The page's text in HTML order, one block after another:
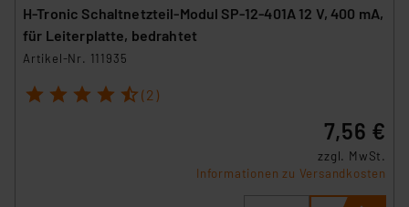
H-Tronic Schaltnetzteil-Modul SP-12-401A 12 V, 400 mA,
für Leiterplatte, bedrahtet
Artikel-Nr. 111935
1 2 3 4 5 (2)
7,56 €
zzgl. MwSt.
Informationen zu Versandkosten